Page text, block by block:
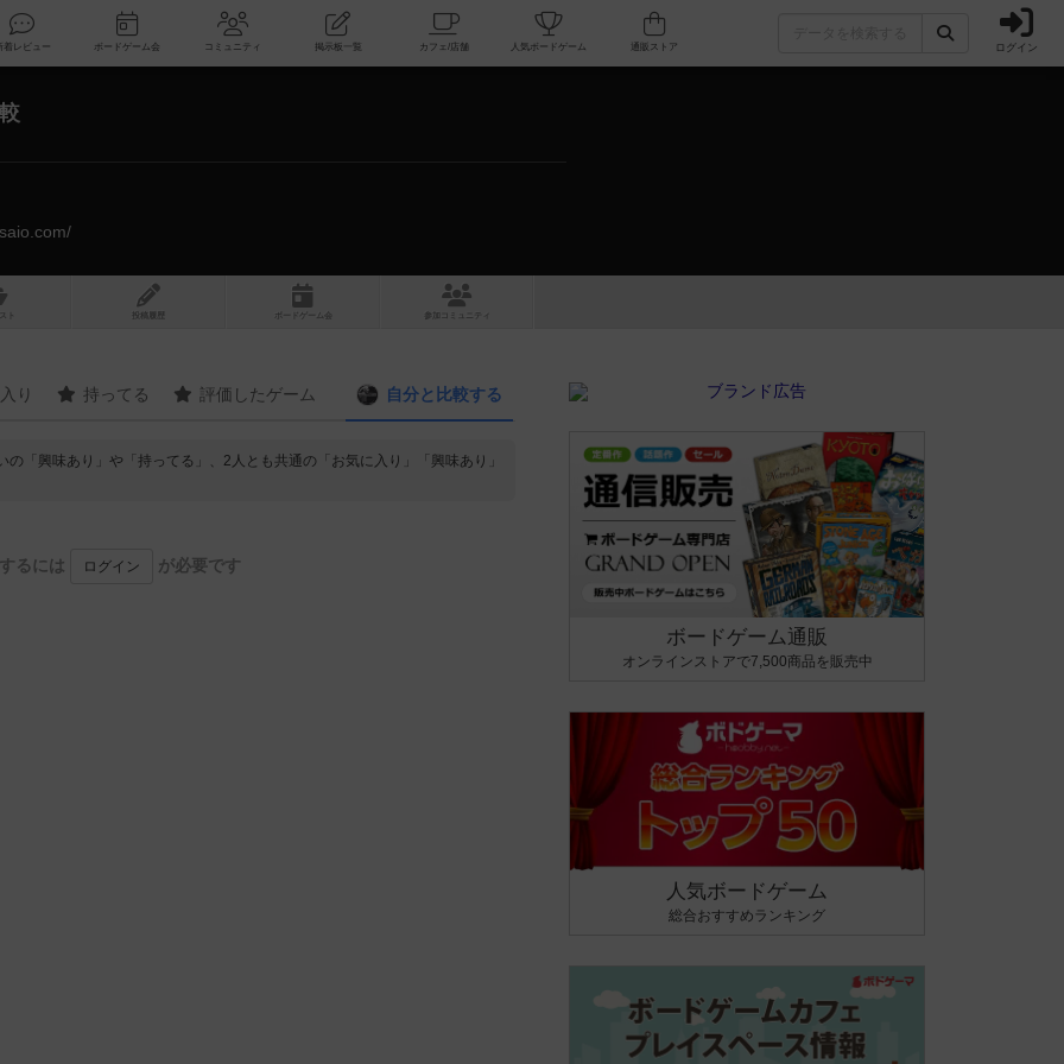
新着レビュー ボードゲーム会 コミュニティ 掲示板一覧 カフェ/店舗 人気ボードゲーム ログイン
ト 投稿履歴 ボ ドゲ ーム コミュニティ
り 持ってる 評価したゲーム 自分と 比較する
「興味あり」や「持ってる」、2人とも共通の「お気に入り」「興味あり」
るには ログイン が必要です
ボードゲーム通販
オンラインストアで7,500商品を販売中
人気ボードゲーム
総合おすすめランキング